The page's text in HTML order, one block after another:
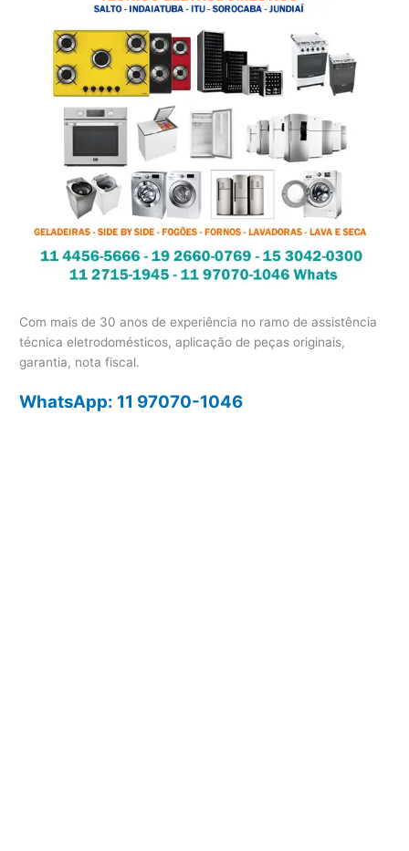
Com mais de 30 anos de experiência no ramo de assistência
técnica eletrodomésticos, aplicação de peças originais,
garantia, nota fiscal.
WhatsApp: 11 97070-1046